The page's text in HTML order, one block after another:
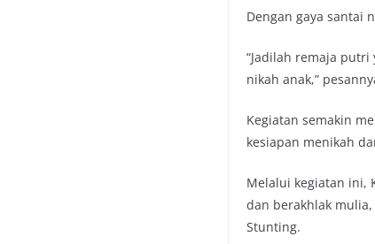
Dengan gaya santai
“Jadilah remaja
nikah anak,”
Kegiatan semakin
kesiapan menikah
Melalui kegiatan ini,
dan berakhlak
Stunting.